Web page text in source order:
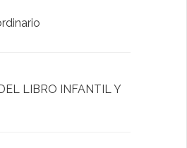
LIBRO INFANTIL Y